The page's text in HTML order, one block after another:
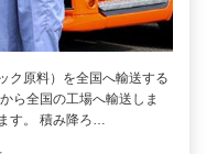
ク原料）を全国へ輸送する
ら全国の工場へ輸送しま
す。 積み降ろ…